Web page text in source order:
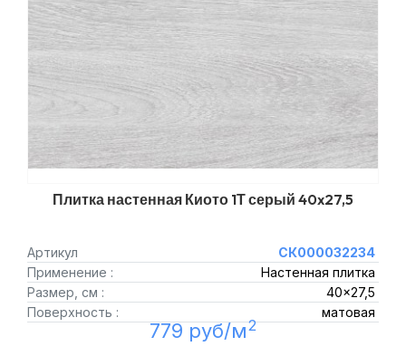
Плитка настенная Киото 1Т серый 40x27,5
Артикул
СК000032234
Применение :
Настенная плитка
Размер, см :
40x27,5
Поверхность :
матовая
779 руб/м2